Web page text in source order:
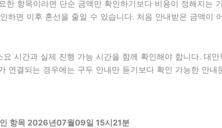
한 항목이라면 단순 금액만 확인하기보다 비용이 정해지
하면 이후 혼선을 줄일 수 있습니다. 처음 안내받은 금액이
시간과 실제 진행 가능 시간을 함께 확인해야 합니다. 대
연결되는 경우에는 구두 안내만 듣기보다 확인 가능한 안
항목 2026년07월09일 15시21분